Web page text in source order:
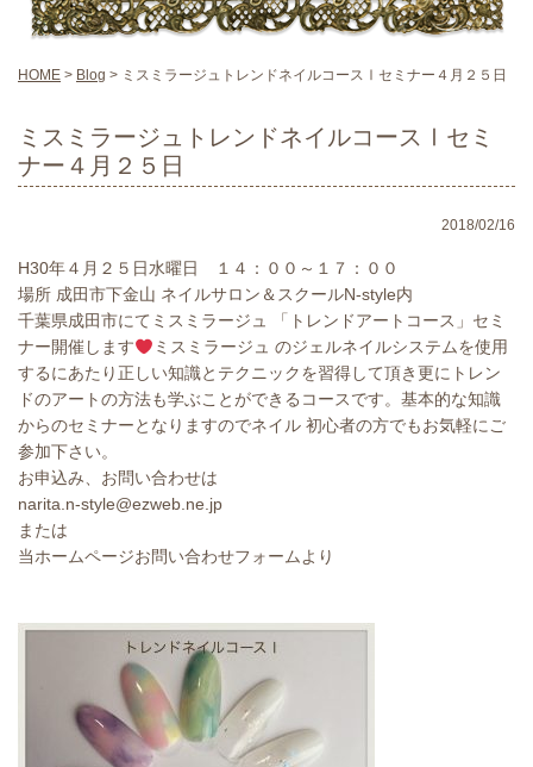
HOME > Blog > ミスミラージュトレンドネイルコースⅠセミナー４月２５日
ミスミラージュトレンドネイルコースⅠセミ
ナー４月２５日
2018/02/16
H30年４月２５日水曜日 １４：００～１７：００
場所 成田市下金山 ネイルサロン＆スクールN-style内
千葉県成田市にてミスミラージュ 「トレンドアートコース」セミ
ナー開催します
ミスミラージュ のジェルネイルシステムを使用
するにあたり正しい知識とテクニックを習得して頂き更にトレン
ドのアートの方法も学ぶことができるコースです。基本的な知識
からのセミナーとなりますのでネイル 初心者の方でもお気軽にご
参加下さい。
お申込み、お問い合わせは
narita.n-style@ezweb.ne.jp
または
当ホームページお問い合わせフォームより